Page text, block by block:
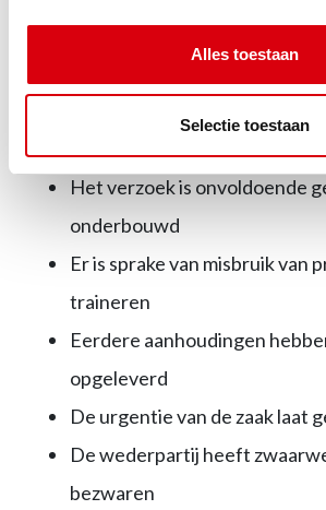
Alles toestaan
Selectie toestaan
aanhouding.
Situaties waarin de rechtbank een
Het verzoek is onvoldoende
onderbouwd
Er is sprake van misbruik van
traineren
Eerdere aanhoudingen
opgeleverd
De urgentie van de zaak laat
De wederpartij heeft
bezwaren